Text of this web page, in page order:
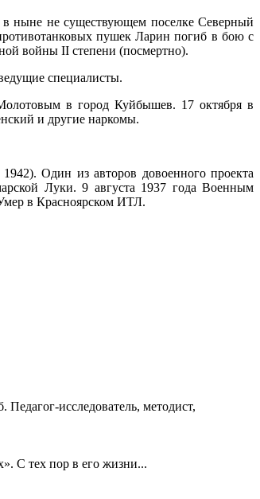
в ныне не существующем поселке Северный
пушек Ларин погиб в бою с
войны II степени (посмертно).
специалисты.
в город Куйбышев. 17 октября в
и другие наркомы.
Один из авторов довоенного проекта
Луки. 9 августа 1937 года Военным
в Красноярском ИТЛ.
исследователь, методист,
С тех пор в его жизни...